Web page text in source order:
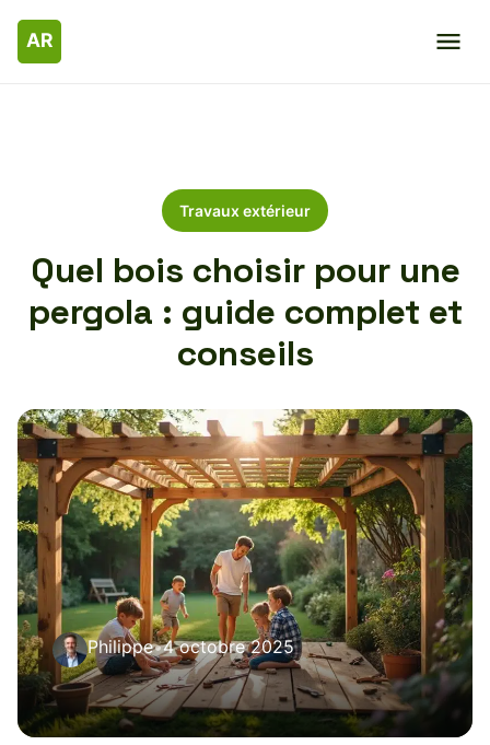
Travaux extérieur
Quel bois choisir pour une
pergola : guide complet et
conseils
Philippe•4 octobre 2025